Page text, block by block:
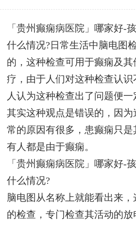
「贵州癫痫病医院」哪家好-
什么情况?日常生活中脑电图
的，这种检查可用于癫痫及
疗，由于人们对这种检查认识
人认为这种检查出了问题便一
其实这种观点是错误的，因为
常的原因有很多，患癫痫只
有人都是由于癫痫。
「贵州癫痫病医院」哪家好-
什么情况?
脑电图从名称上就能看出来
的检查，专门检查其活动的放